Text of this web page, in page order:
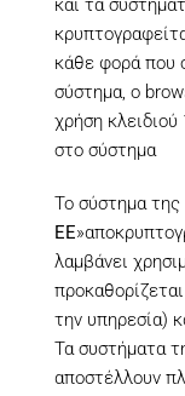
και τα
κάθε φορά που
σύστημα, ο
χρήση κλειδιού
στο σύστημα
Το σύστημα της
ΕΕ
λαμβάνει
την υπηρεσία)
Τα συστήματα
αποστέλλουν